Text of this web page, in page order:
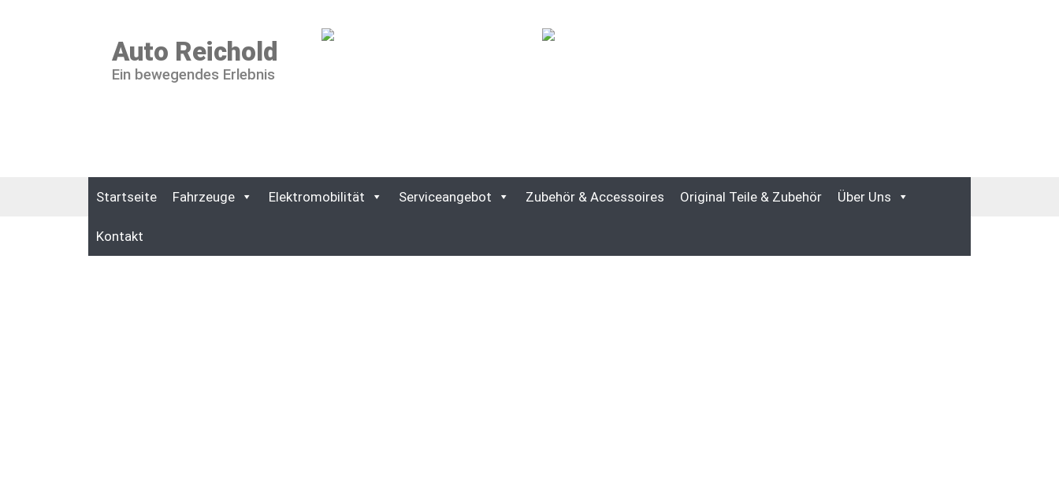
Auto Reichold
Ein bewegendes Erlebnis
Startseite Fahrzeuge Elektromobilität Serviceangebot Zubehör & Accessoires Original Teile & Zubehör Über Uns
Kontakt